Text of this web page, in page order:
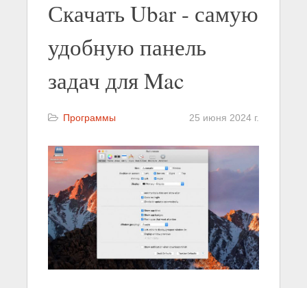
Скачать Ubar - самую
удобную панель
задач для Mac
Программы 25 июня 2024 г.